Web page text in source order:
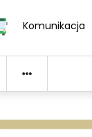
Komunikacja